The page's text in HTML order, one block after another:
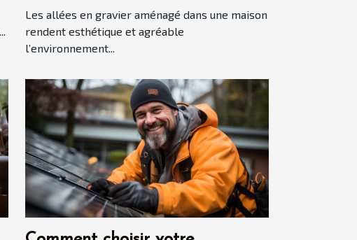
bonne idée pour garder les
allées en gravier propres ?
Les allées en gravier aménagé dans une maison
rendent esthétique et agréable
l’environnement...